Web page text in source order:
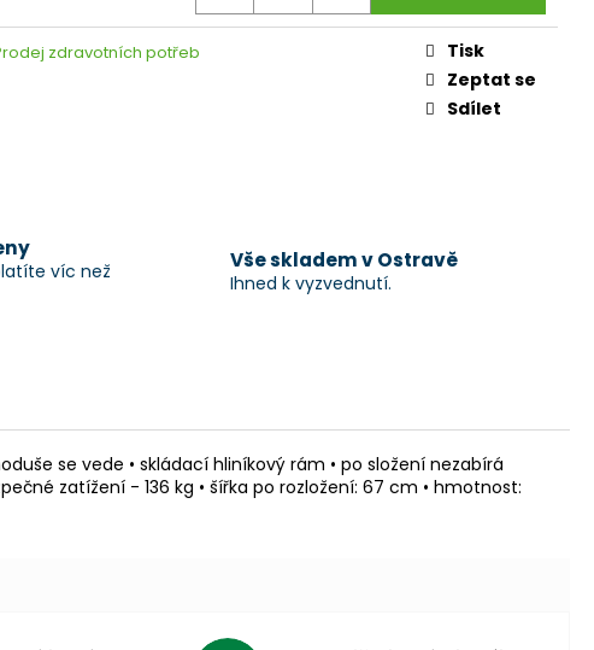
zdravotních potřeb
Tisk
Zeptat se
Sdílet
víc než
Vše skladem v Ostravě
Ihned k vyzvednutí.
se vede • skládací hliníkový rám • po složení nezabírá
zatížení - 136 kg • šířka po rozložení: 67 cm • hmotnost: